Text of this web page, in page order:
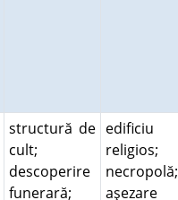
structură de
cult;
descoperire
funerară;
edificiu
religios;
necropolă;
aşezare